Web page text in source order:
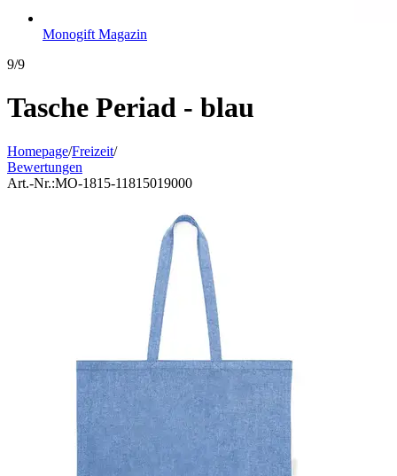
Monogift Magazin
9/9
Tasche Periad - blau
Homepage/Freizeit/
Bewertungen
Art.-Nr.:MO-1815-11815019000